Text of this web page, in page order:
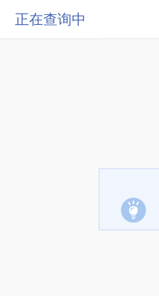
正在查询中